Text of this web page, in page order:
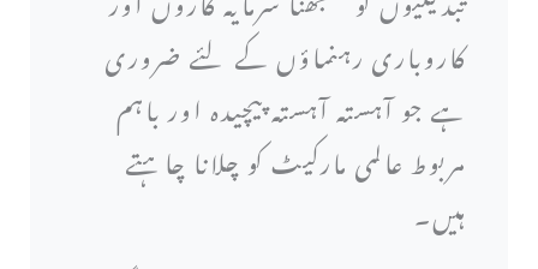
کاروباری رہنماؤں کے لئے ضروری
ہے جو آہستہ آہستہ پیچیدہ اور باہم
مربوط عالمی مارکیٹ کو چلانا چاہتے
ہیں۔